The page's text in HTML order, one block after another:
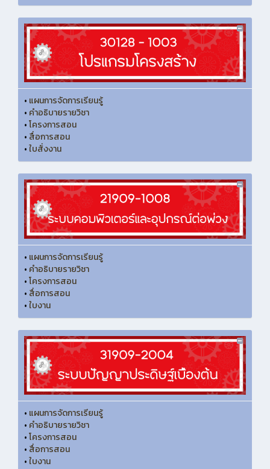
• แผนการจัดการเรียนรู้
• คำอธิบายรายวิชา
•โครงการสอน
• สื่อการสอน
•ใบสั่งงาน
• แผนการจัดการเรียนรู้
• คำอธิบายรายวิชา
•โครงการสอน
• สื่อการสอน
•ใบงาน
• แผนการจัดการเรียนรู้
• คำอธิบายรายวิชา
•โครงการสอน
• สื่อการสอน
•ใบงาน